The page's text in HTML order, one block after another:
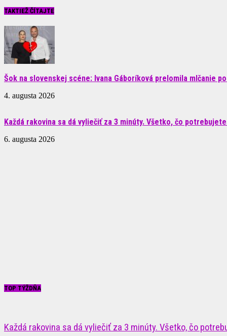
TAKTIEŽ ČÍTAJTE
Šok na slovenskej scéne: Ivana Gáboríková prelomila mlčanie
4. augusta 2026
Každá rakovina sa dá vyliečiť za 3 minúty. Všetko, čo
6. augusta 2026
TOP TÝŽDŇA
Každá rakovina sa dá vyliečiť za 3 minúty. Všetko, čo